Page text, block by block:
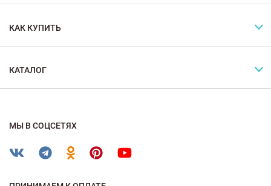
КАК КУПИТЬ
КАТАЛОГ
МЫ В СОЦСЕТЯХ